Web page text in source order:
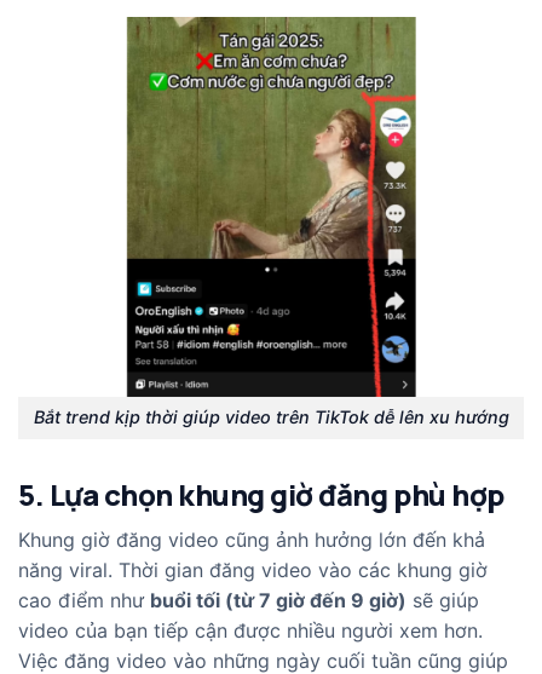
Bắt trend kịp thời giúp video trên TikTok dễ lên xu hướng
5. Lựa chọn khung giờ đăng phù hợp
Khung giờ đăng video cũng ảnh hưởng lớn đến khả
năng viral. Thời gian đăng video vào các khung giờ
cao điểm như buổi tối (từ 7 giờ đến 9 giờ) sẽ giúp
video của bạn tiếp cận được nhiều người xem hơn.
Việc đăng video vào những ngày cuối tuần cũng giúp